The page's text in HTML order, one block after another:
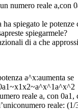
numero reale a,con
ha spiegato le potenze
spiegarmele?
di a che
a^x:aumenta se
reale a, con 0a1,
reale: